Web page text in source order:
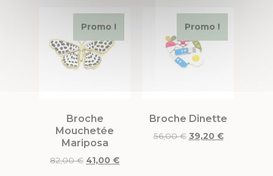
Promo !
Broche
Mouchetée
Mariposa
82,00€ 41,00 €
Promo !
Broche Dinette
56,00€ 39,20 €